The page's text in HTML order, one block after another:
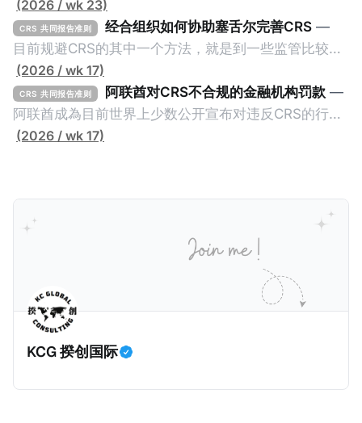
(2026 / wk 23)
CRS 共同报告准则 经合组织如何协助塞舌尔完善CRS —
目前规避CRS的其中一个方法，就是到一些监管比较松
的CRS成员国设立金融账户或实体，并透过提供错误的
信息来避免金融信息透过CRS传回至居民地的税务机
关。这些CRS成员国的监管较松并不一定是有意为之，
毕竟不少成员都是属于发展中国家，没有足够的资源及
（OECD Global Forum）会提供技术支持，让目前机关
尚待完善的CRS成员更好的实施CRS及CARF，避免造
成全球CRS制度的漏洞。我们一起看看经合组织如何协
助一个发展中国家：塞舌尔（Seychelles）。
(2026 / wk 17)
CRS 共同报告准则 阿联酋对CRS不合规的金融机构罚款 —
阿联酋成為目前世界上少数公开宣布对违反CRS的行为
处以罚款的国家。2025年5月26日，阿联酋的阿布扎比
版的CRS）的实体处以罚款的新闻稿。在新闻稿中，
ADGM的金融服务监管局（FSRA）宣布对23家实体处
以总计61万迪拉姆（折合约人民币113万）的罚款，原
因是它们违反了阿联酋的《2017年CRS条例》、
《2022年FATCA条例》。 这两条条例在阿联酋落实了
CRS及FATCA要求，要求报告金融实体（简称RFI）收
集并报告外国账户持有人的信息，以协助打击国际逃税
行为。阿联酋签署的政府间协议通过促进不同司法管辖
(2026 / wk 17)
KCG 揆创国际